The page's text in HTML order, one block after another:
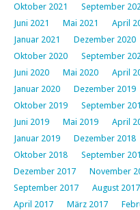
Oktober 2021
September
Juni 2021
Mai 2021 April
Januar 2021
Dezember 2020
Oktober 2020
September
Juni 2020
Mai 2020 April
Januar 2020
Dezember 2019
Oktober 2019
September
Juni 2019
Mai 2019 April
Januar 2019
Dezember 2018
Oktober 2018
September
Dezember 2017
November
September 2017
August 2017
April 2017
März 2017